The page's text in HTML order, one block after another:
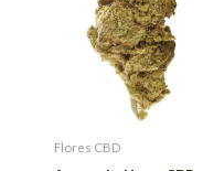
Flores CBD